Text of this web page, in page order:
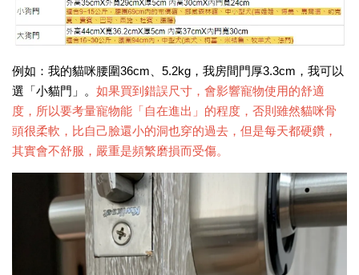
例如：我的貓咪腰圍36cm、5.2kg，我房間門厚3.3cm，我可以
選「小貓門」。 如果買到錯誤尺寸，會影響寵物使用的舒適
度，所以要考量寵物能「自在進出」的程度，否則雖然貓咪骨
頭很柔軟，比自己臉還小的洞也穿的過去，但是每天都硬鑽，
其實會不舒服，嚴重是頻繁磨損而受傷。